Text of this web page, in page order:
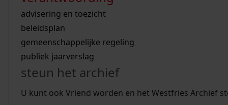
bouwvergunningen
omgevingsvergunningen
vergunningen
beeld en geluid
uitleg nodig?
Wij helpen u op weg met een aantal zoektips.
bekijk alle zoektips
Wij helpen u op weg met een aantal zoektips.
bekijk alle zoektips
bekijk ons geschiedenislokaal
advisering en toezicht
beleidsplan
gemeenschappelijke regeling
publiek jaarverslag
steun het archief
U kunt ook Vriend worden en het Westfries Archief
zoektips
Mijn Studiezaal (inloggen)
uw zoekopdracht te